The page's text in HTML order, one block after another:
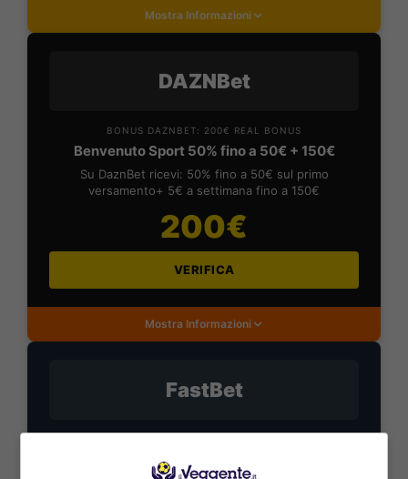
Mostra Informazioni
DAZNBet
BONUS DAZNBET: 200€ REAL BONUS
Benvenuto Sport 50% fino a 50€ + 150€
Su DaznBet ricevi: 50% fino a 50€ sul primo
versamento+ 5€ a settimana fino a 150€
200€
VERIFICA
Mostra Informazioni
FastBet
Bonus FastBet: 50€ di Bonus Benvenuto